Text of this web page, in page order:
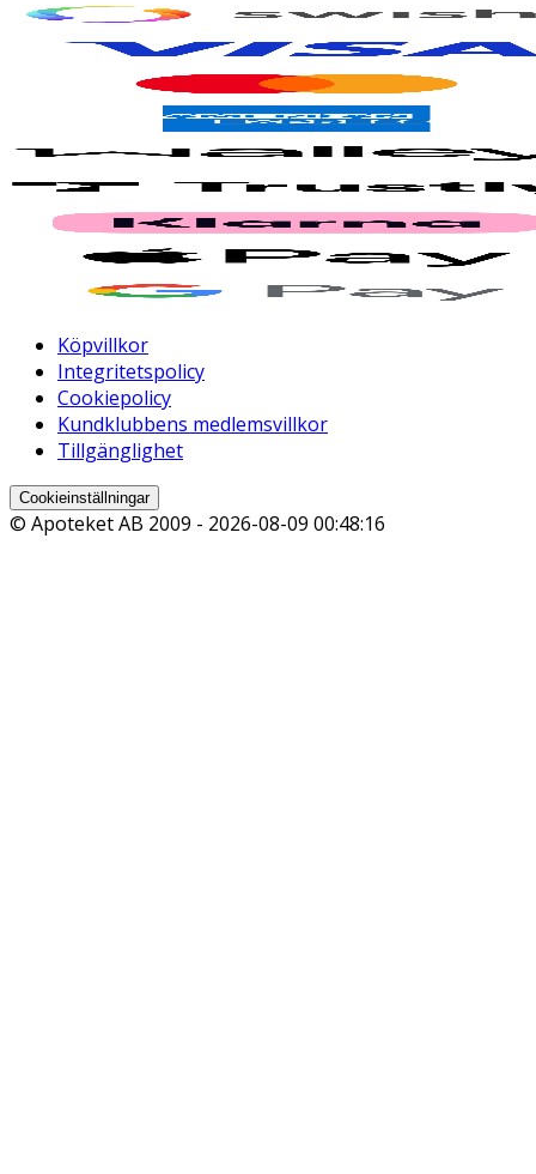
Köpvillkor
Integritetspolicy
Cookiepolicy
Kundklubbens medlemsvillkor
Tillgänglighet
Cookieinställningar
© Apoteket AB 2009 - 2026-08-09 00:48:16